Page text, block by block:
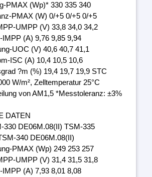
PMAX (Wp)* 330 335 340
PMAX (W) 0/+5 0/+5 0/+5
UMPP (V) 33,8 34,0 34,2
(A) 9,76 9,85 9,94
UOC (V) 40,6 40,7 41,1
ISC (A) 10,4 10,5 10,6
?m (%) 19,4 19,7 19,9 STC
W/m², Zelltemperatur 25°C
von AM1,5 *Messtoleranz: ±3%
DATEN
330 DE06M.08(II) TSM-335
340 DE06M.08(II)
PMAX (Wp) 249 253 257
UMPP (V) 31,4 31,5 31,8
(A) 7,93 8,01 8,08